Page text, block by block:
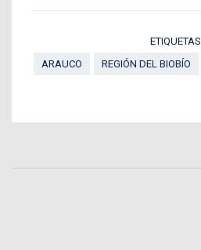
ETIQUETAS
ARAUCO
REGIÓN DEL BIOBÍO